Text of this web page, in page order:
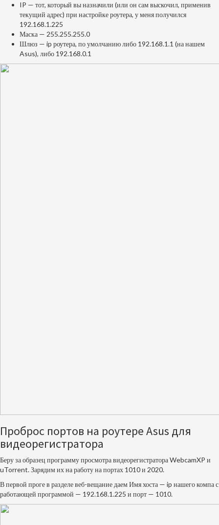
IP — тот, который вы назначили (или он сам выскочил, применив
текущий адрес) при настройке роутера, у меня получился
192.168.1.225
Маска — 255.255.255.0
Шлюз — ip роутера, по умолчанию либо 192.168.1.1 (на нашем
Asus), либо 192.168.0.1
Проброс портов на роутере Asus для
видеорегистратора
Беру за образец программу просмотра видеорегистратора WebcamXP и
uTorrent. Зарядим их на работу на портах 1010 и 2020.
В первой проге в разделе веб-вещание даем Имя хоста — ip нашего компа с
работающей программой — 192.168.1.225 и порт — 1010.